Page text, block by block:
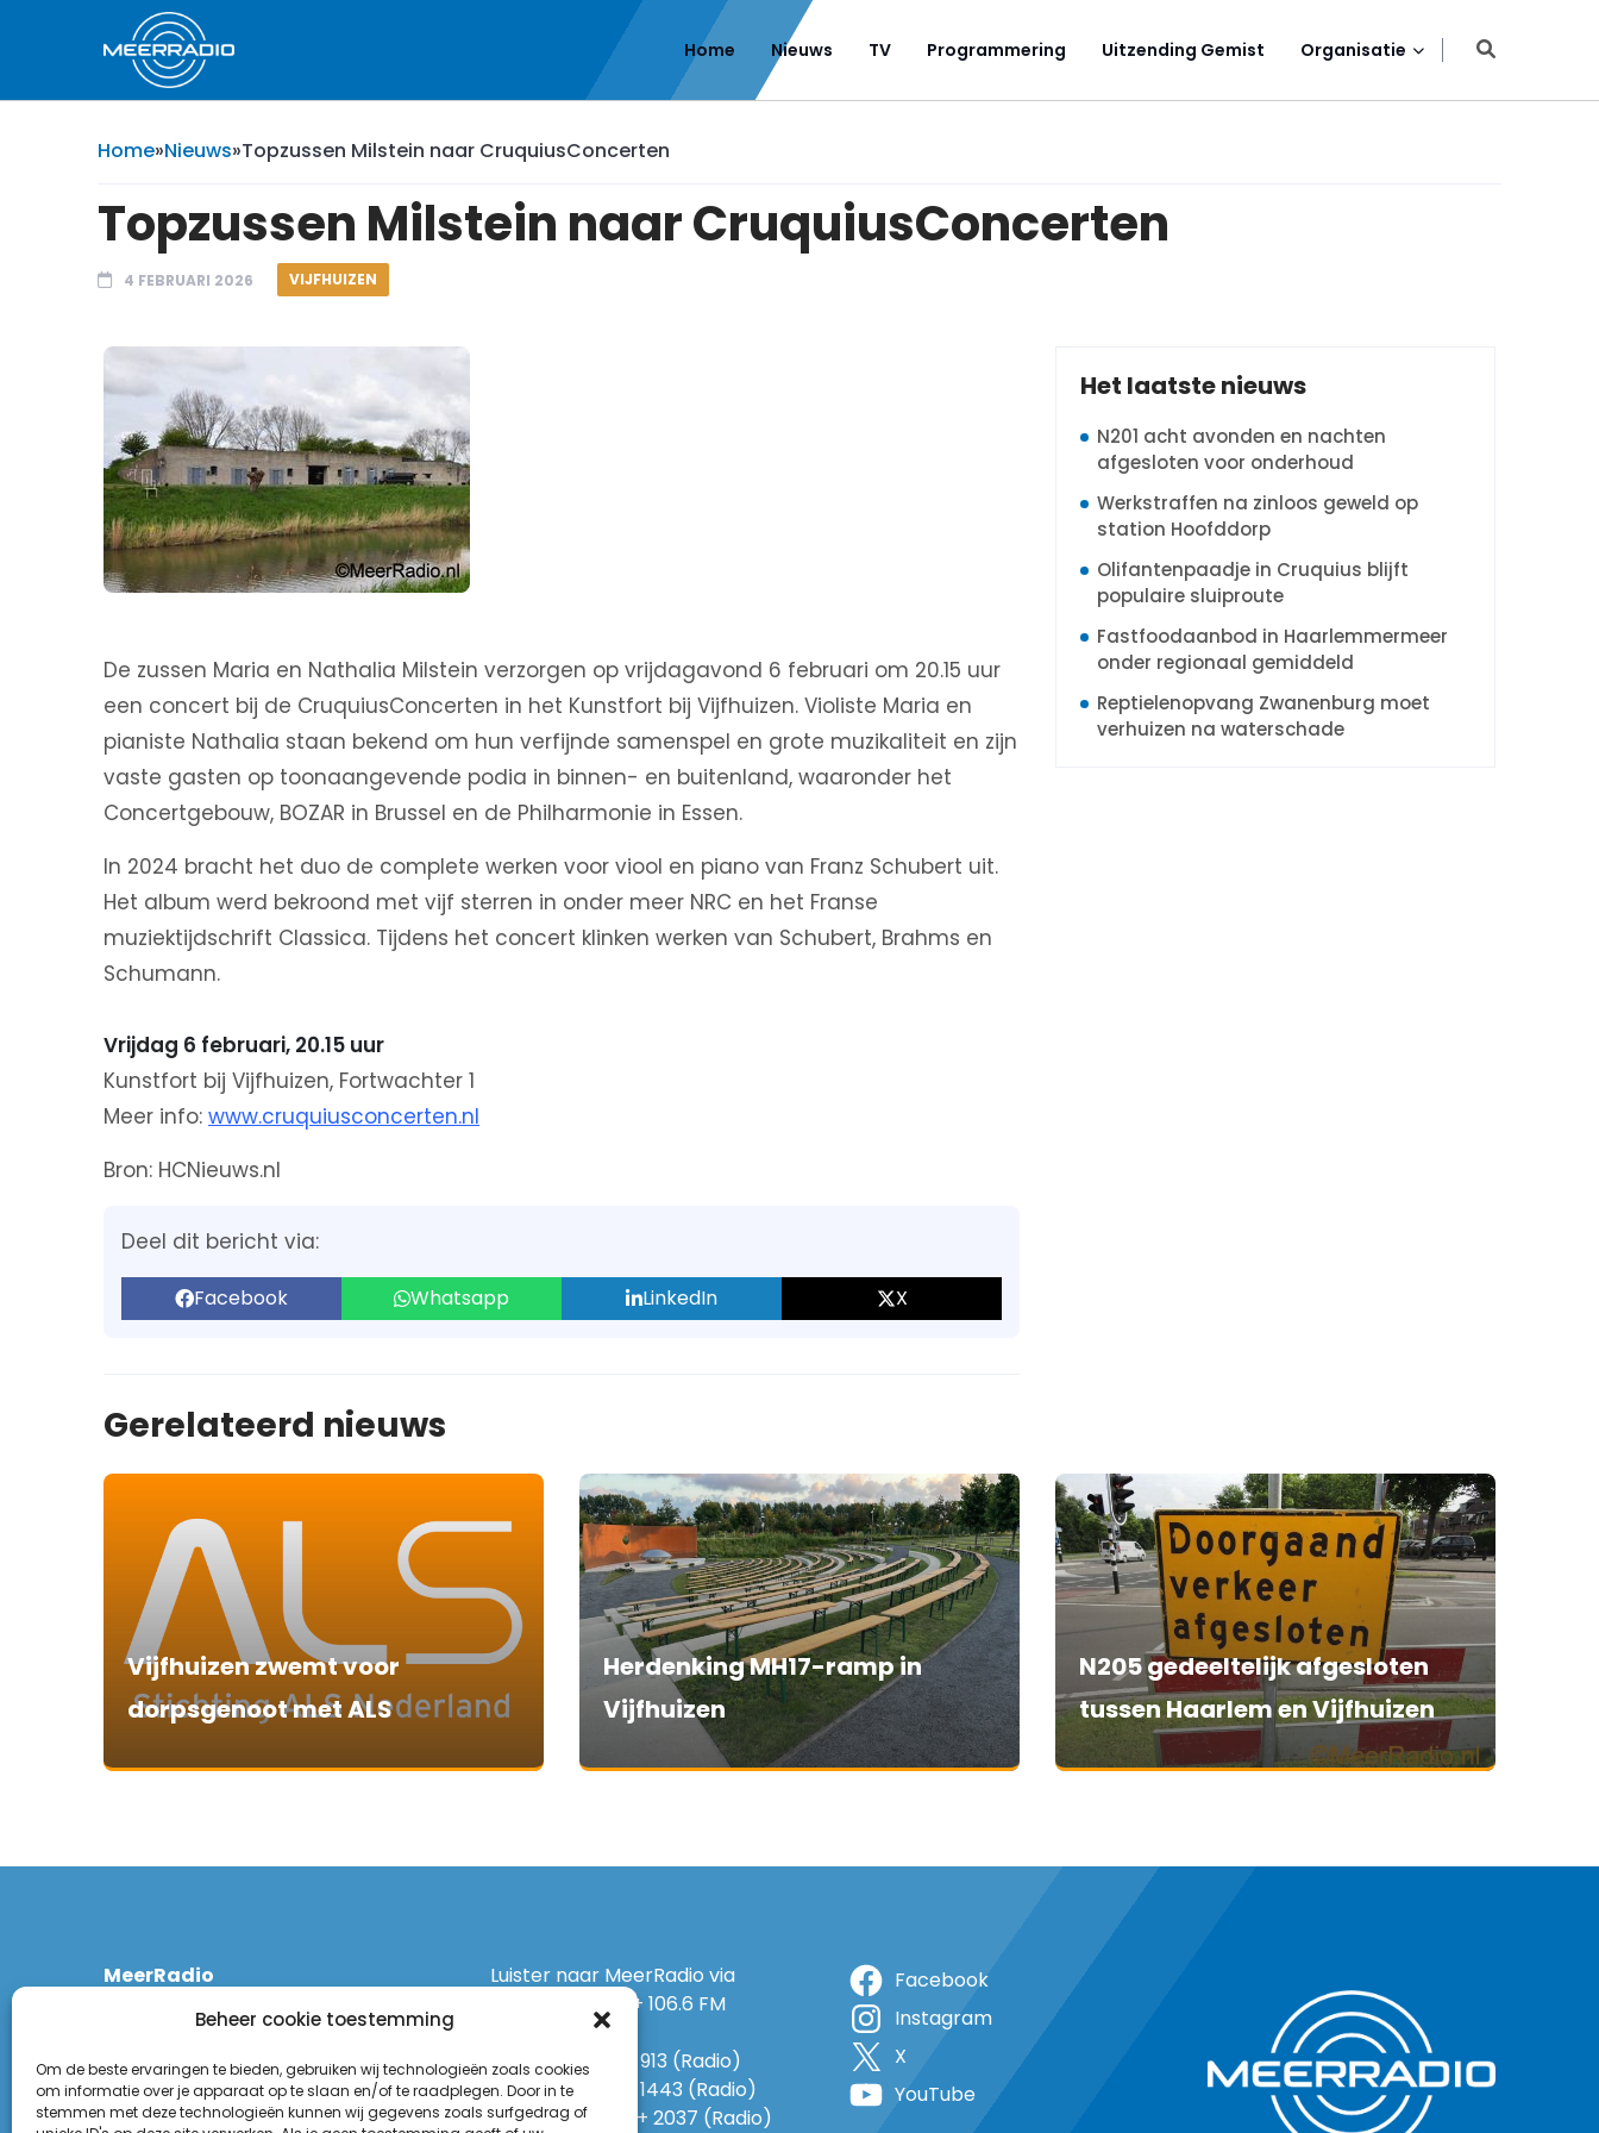
Beheer cookie toestemming
Om de beste ervaringen te bieden, gebruiken wij technologieën zoals cookies
om informatie over je apparaat op te slaan en/of te raadplegen. Door in te
stemmen met deze technologieën kunnen wij gegevens zoals surfgedrag of
Home Nieuws TV Programmering Uitzending Gemist Organisatie
Home»Nieuws»Topzussen Milstein naar CruquiusConcerten
Topzussen Milstein naar CruquiusConcerten
4 FEBRUARI 2026 VIJFHUIZEN
De zussen Maria en Nathalia Milstein verzorgen op vrijdagavond 6 februari om 20.15 uur
een concert bij de CruquiusConcerten in het Kunstfort bij Vijfhuizen. Violiste Maria en
pianiste Nathalia staan bekend om hun verfijnde samenspel en grote muzikaliteit en zijn
vaste gasten op toonaangevende podia in binnen- en buitenland, waaronder het
Concertgebouw, BOZAR in Brussel en de Philharmonie in Essen.
In 2024 bracht het duo de complete werken voor viool en piano van Franz Schubert uit.
Het album werd bekroond met vijf sterren in onder meer NRC en het Franse
muziektijdschrift Classica. Tijdens het concert klinken werken van Schubert, Brahms en
Schumann.
Vrijdag 6 februari, 20.15 uur
Kunstfort bij Vijfhuizen, Fortwachter 1
Meer info: www.cruquiusconcerten.nl
Bron: HCNieuws.nl
Deel dit bericht via:
Facebook Whatsapp LinkedIn X
Het laatste nieuws
N201 acht avonden en nachten
afgesloten voor onderhoud
Werkstraffen na zinloos geweld op
station Hoofddorp
Olifantenpaadje in Cruquius blijft
populaire sluiproute
Fastfoodaanbod in Haarlemmermeer
onder regionaal gemiddeld
Reptielenopvang Zwanenburg moet
verhuizen na waterschade
Gerelateerd nieuws
Vijfhuizen zwemt voor
dorpsgenoot met ALS
Herdenking MH17-ramp in
Vijfhuizen
N205 gedeeltelijk afgesloten
tussen Haarlem en Vijfhuizen
MeerRadio
2131 CT Hoofddorp
(023) 55 55 900
Luister naar MeerRadio via
Ether: 105.5 FM + 106.6 FM
DAB+ op 5A
Ziggo: 38 (TV) + 913 (Radio)
KPN: 1143 (TV) + 1443 (Radio)
Odido 735 (TV) + 2037 (Radio)
Facebook
Instagram
X
YouTube